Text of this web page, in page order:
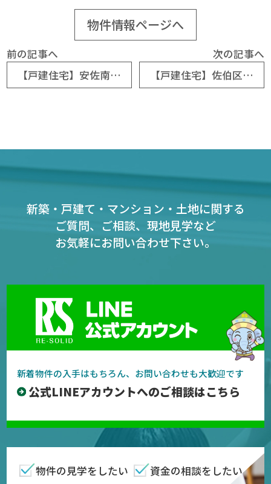
物件情報ページへ
前の記事へ
【戸建住宅】安佐南区東原3丁目 全6棟 残1棟
次の記事へ
【戸建住宅】佐伯区八幡東4丁目
新築・戸建て・マンション・土地に関する
ご質問、ご相談、現地見学など
お気軽にお問い合わせ下さい。
新着物件の入手はもちろん、お問い合わせも大歓迎です
公式LINEアカウントへのご相談はこちら
物件の見学をしたい 資金の相談をしたい